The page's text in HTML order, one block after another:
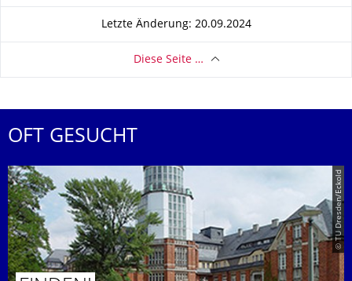
Letzte Änderung: 20.09.2024
Diese Seite …
OFT GESUCHT
© TU Dresden/Eckold